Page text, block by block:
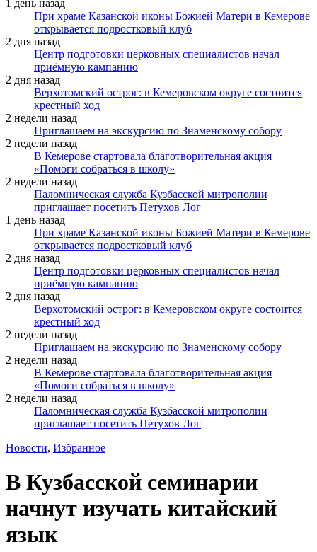
1 день назад
При храме Казанской иконы Божией Матери в Кемерове
открывается подростковый клуб
2 дня назад
Центр подготовки церковных специалистов начал
приёмную кампанию
2 дня назад
Верхотомский острог: в Кемеровском округе состоится
крестный ход
2 недели назад
Приглашаем на экскурсию по Знаменскому собору
2 недели назад
В Кемерове стартовала благотворительная акция
«Помоги собраться в школу»
2 недели назад
Паломническая служба Кузбасской митрополии
приглашает посетить Петухов Лог
1 день назад
При храме Казанской иконы Божией Матери в Кемерове
открывается подростковый клуб
2 дня назад
Центр подготовки церковных специалистов начал
приёмную кампанию
2 дня назад
Верхотомский острог: в Кемеровском округе состоится
крестный ход
2 недели назад
Приглашаем на экскурсию по Знаменскому собору
2 недели назад
В Кемерове стартовала благотворительная акция
«Помоги собраться в школу»
2 недели назад
Паломническая служба Кузбасской митрополии
приглашает посетить Петухов Лог
Новости, Избранное
В Кузбасской семинарии
начнут изучать китайский
язык